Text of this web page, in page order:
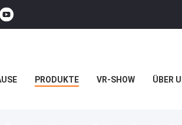
PRODUKTE VR-SHOW ÜBER